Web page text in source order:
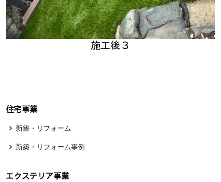
施工後３
住宅事業
新築・リフォーム
新築・リフォーム事例
エクステリア事業